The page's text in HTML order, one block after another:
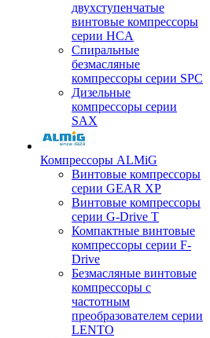
двухступенчатые
винтовые компрессоры
серии HCA
Спиральные
безмасляные
компрессоры серии SPC
Дизельные
компрессоры серии
SAX
Компрессоры ALMiG
Винтовые компрессоры
серии GEAR XP
Винтовые компрессоры
серии G-Drive T
Компактные винтовые
компрессоры серии F-
Drive
Безмасляные винтовые
компрессоры с
частотным
преобразователем серии
LENTO